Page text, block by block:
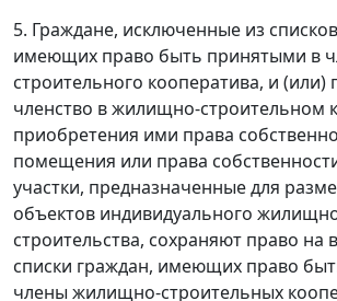
5. Граждане, исключенные из
имеющих право быть принятыми в
строительного кооператива, и
членство в жилищно-строительном
приобретения ими права
помещения или права
участки, предназначенные для
объектов индивидуального
строительства, сохраняют право на
списки граждан, имеющих право
члены жилищно-строительных